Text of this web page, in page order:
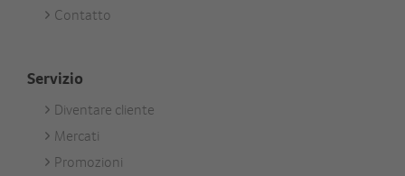
Contatto
Servizio
Footer
Services
Diventare cliente
Mercati
Promozioni